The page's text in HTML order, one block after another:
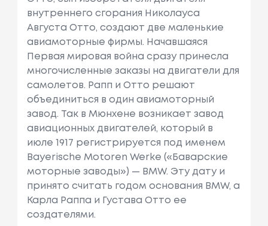
внутреннего сгорания Николауса
Августа Отто, создают две маленькие
авиамоторные фирмы. Начавшаяся
Первая мировая война сразу принесла
многочисленные заказы на двигатели для
самолетов. Рапп и Отто решают
объединиться в один авиамоторный
завод. Так в Мюнхене возникает завод
авиационных двигателей, который в
июле 1917 регистрируется под именем
Bayerische Motoren Werke («Баварские
моторные заводы») — BMW. Эту дату и
принято считать годом основания BMW, а
Карла Раппа и Густава Отто ее
создателями.